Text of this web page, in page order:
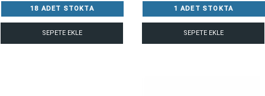
18 ADET STOKTA
SEPETE EKLE
1 ADET STOKTA
SEPETE EKLE